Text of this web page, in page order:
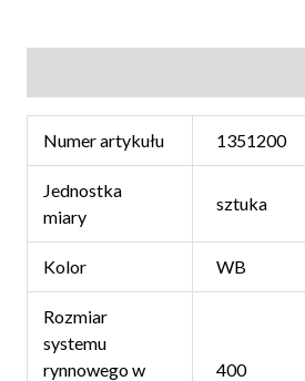
Numer artykułu 1351200
Jednostka
miary
sztuka
Kolor WB
Rozmiar
systemu
rynnowego w
400